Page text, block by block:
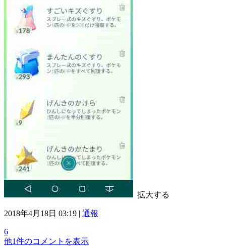
拡大する
2018年4月18日 03:19 | 通報
6
他1件のコメントを表示